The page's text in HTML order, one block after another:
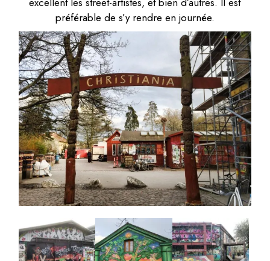
préférable de s’y rendre en journée.